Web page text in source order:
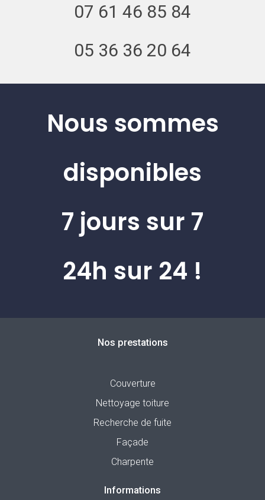
07 61 46 85 84
05 36 36 20 64
Nous sommes
disponibles
7 jours sur 7
24h sur 24 !
Nos prestations
Couverture
Nettoyage toiture
Recherche de fuite
Façade
Charpente
Informations